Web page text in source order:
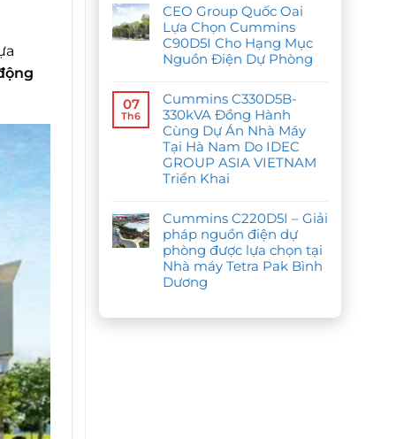
hành
tại
dự
án
Điện
gió
bình
luận
ở
BÌNH
MINH
POWER
MÁY
PHÁT
ĐIỆN
CUMMINS
C350D5B
CHO
CÔNG
NGHIỆP
&
GOI
YÊN
PHONG
CEO Group Quốc Oai
Lựa Chọn Cummins
C90D5I Cho Hạng Mục
Nguồn Điện Dự Phòng
bình
luận
ở
CEO
Group
Quốc
Oai
Lựa
Chọn
Cho
Hạng
Mục
Nguồn
Điện
Dự
Phòng
07
Th6
Cummins C330D5B-
330kVA Đồng Hành
Cùng Dự Án Nhà Máy
Tại Hà Nam Do IDEC
GROUP ASIA VIETNAM
Triển Khai
bình
luận
ở
Cummins
C330D5B-
330kVA
Đồng
Hành
Cummins C220D5I – Giải
pháp nguồn điện dự
phòng được lựa chọn tại
Nhà máy Tetra Pak Bình
Dương
bình